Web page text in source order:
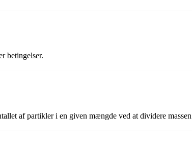
betingelser.
af partikler i en given mængde ved at dividere